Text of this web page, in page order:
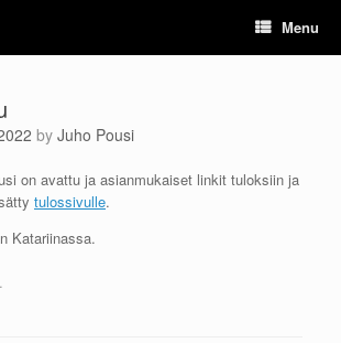
Menu
by Juho Pousi
on avattu ja asianmukaiset linkit tuloksiin ja
tulossivulle.
Katariinassa.
.